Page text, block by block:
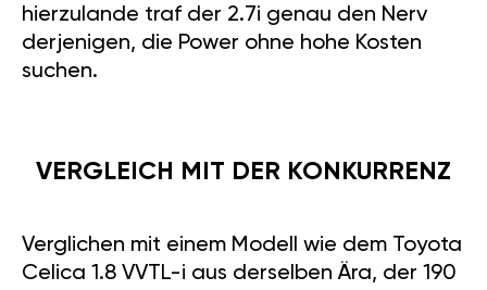
hierzulande traf der 2.7i genau den Nerv
derjenigen, die Power ohne hohe Kosten
suchen.
VERGLEICH MIT DER KONKURRENZ
Verglichen mit einem Modell wie dem Toyota
Celica 1.8 VVTL-i aus derselben Ära, der 190